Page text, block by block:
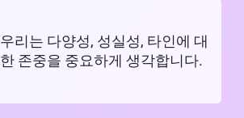
우리는 다양성, 성실성, 타인에 대
한 존중을 중요하게 생각합니다.